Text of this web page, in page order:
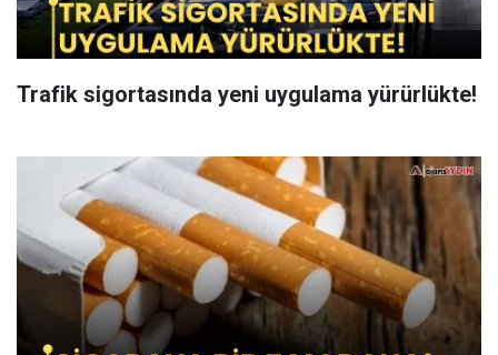
Trafik sigortasında yeni uygulama yürürlükte!